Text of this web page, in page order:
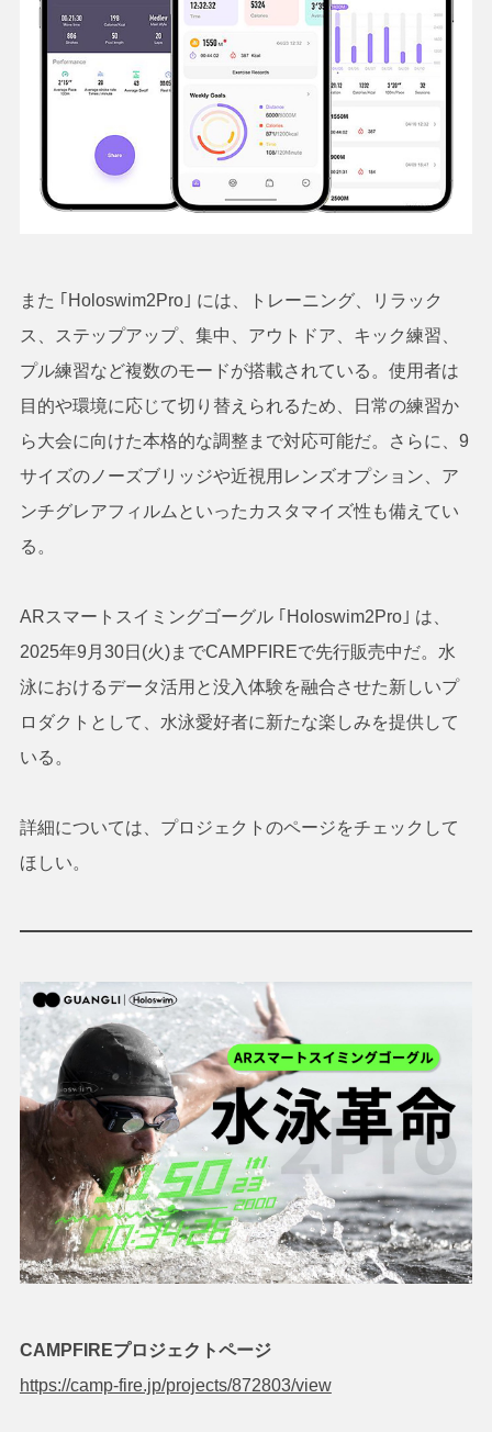
また ｢Holoswim2Pro｣ には、トレーニング、リラック
ス、ステップアップ、集中、アウトドア、キック練習、
プル練習など複数のモードが搭載されている。使用者は
目的や環境に応じて切り替えられるため、日常の練習か
ら大会に向けた本格的な調整まで対応可能だ。さらに、9
サイズのノーズブリッジや近視用レンズオプション、ア
ンチグレアフィルムといったカスタマイズ性も備えてい
る。
ARスマートスイミングゴーグル ｢Holoswim2Pro｣ は、
2025年9月30日(火)までCAMPFIREで先行販売中だ。水
泳におけるデータ活用と没入体験を融合させた新しいプ
ロダクトとして、水泳愛好者に新たな楽しみを提供して
いる。
詳細については、プロジェクトのページをチェックして
ほしい。
CAMPFIREプロジェクトページ
https://camp-fire.jp/projects/872803/view